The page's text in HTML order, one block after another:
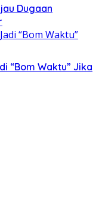
Dugaan
“Bom Waktu” Jika